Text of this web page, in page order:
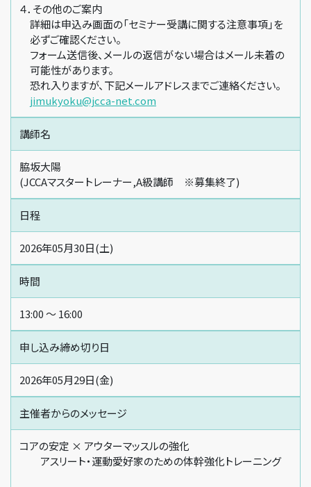
４．その他のご案内
詳細は申込み画面の「セミナー受講に関する注意事項」を
必ずご確認ください。
フォーム送信後、メールの返信がない場合はメール未着の
可能性があります。
恐れ入りますが、下記メールアドレスまでご連絡ください。
jimukyoku@jcca-net.com
講師名
脇坂大陽
(JCCAマスタートレーナー,A級講師 ※募集終了)
日程
2026年05月30日(土)
時間
13:00 〜 16:00
申し込み締め切り日
2026年05月29日(金)
主催者からのメッセージ
コアの安定 × アウターマッスルの強化
アスリート・運動愛好家のための体幹強化トレーニング